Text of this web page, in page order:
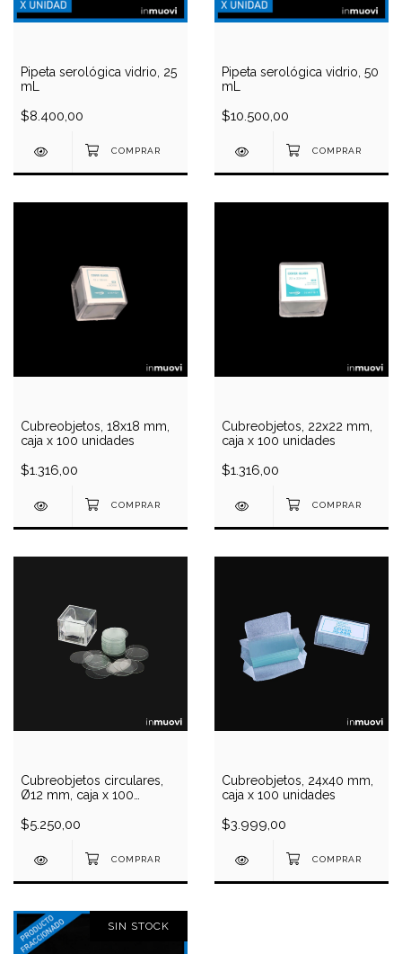
Pipeta serológica vidrio, 25
mL
$8.400,00
Pipeta serológica vidrio, 50
mL
$10.500,00
Cubreobjetos, 18x18 mm,
caja x 100 unidades
$1.316,00
Cubreobjetos, 22x22 mm,
caja x 100 unidades
$1.316,00
Cubreobjetos circulares,
Ø12 mm, caja x 100
$5.250,00
Cubreobjetos, 24x40 mm,
caja x 100 unidades
$3.999,00
SIN STOCK